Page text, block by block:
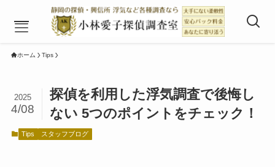
調査料金
調査の流れ
よく頂くご質問
ホーム Tips
探偵を利用した浮気調査で後悔し
ない 5つのポイントをチェック！
2025
4/08
Tips スタッフブログ